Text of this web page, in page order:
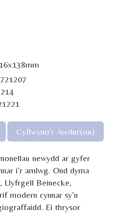
Cyflwyno'r Awdur(on)
newydd ar gyfer
i’r amlwg. Ond dyma
Llyfrgell Beinecke,
modern cynnar sy’n
Ei thrysor